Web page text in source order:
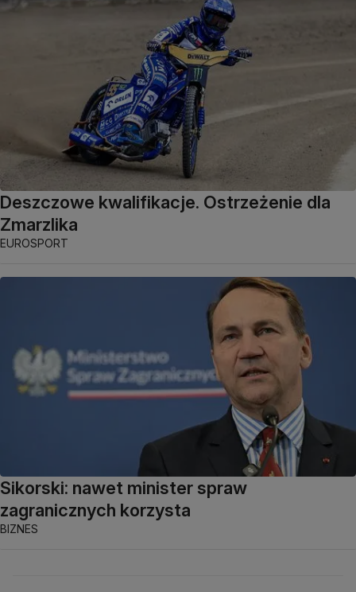
Deszczowe kwalifikacje. Ostrzeżenie dla
Zmarzlika
EUROSPORT
Sikorski: nawet minister spraw
zagranicznych korzysta
BIZNES